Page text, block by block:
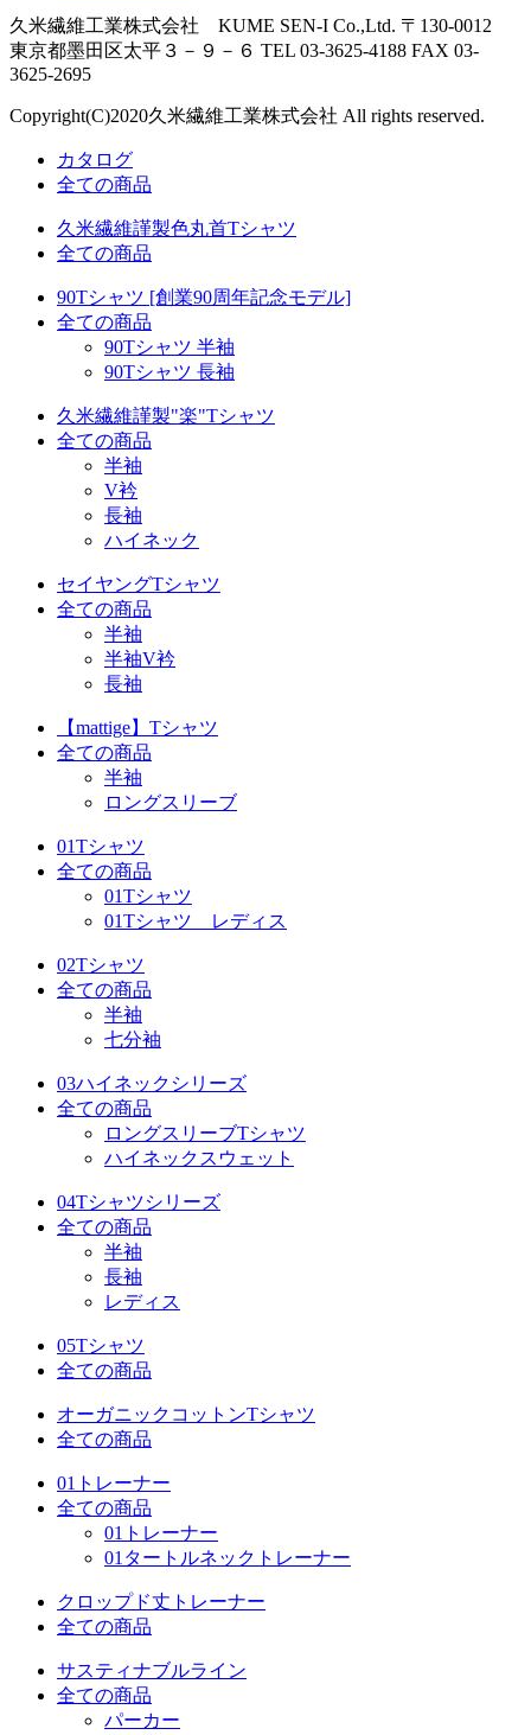
久米繊維工業株式会社 KUME SEN-I Co.,Ltd. 〒130-0012
東京都墨田区太平３－９－６ TEL 03-3625-4188 FAX 03-
3625-2695
Copyright(C)2020久米繊維工業株式会社 All rights reserved.
カタログ
全ての商品
久米繊維謹製色丸首Tシャツ
全ての商品
90Tシャツ [創業90周年記念モデル]
全ての商品
90Tシャツ 半袖
90Tシャツ 長袖
久米繊維謹製"楽"Tシャツ
全ての商品
半袖
V衿
長袖
ハイネック
セイヤングTシャツ
全ての商品
半袖
半袖V衿
長袖
【mattige】Tシャツ
全ての商品
半袖
ロングスリーブ
01Tシャツ
全ての商品
01Tシャツ
01Tシャツ レディス
02Tシャツ
全ての商品
半袖
七分袖
03ハイネックシリーズ
全ての商品
ロングスリーブTシャツ
ハイネックスウェット
04Tシャツシリーズ
全ての商品
半袖
長袖
レディス
05Tシャツ
全ての商品
オーガニックコットンTシャツ
全ての商品
01トレーナー
全ての商品
01トレーナー
01タートルネックトレーナー
クロップド丈トレーナー
全ての商品
サスティナブルライン
全ての商品
パーカー